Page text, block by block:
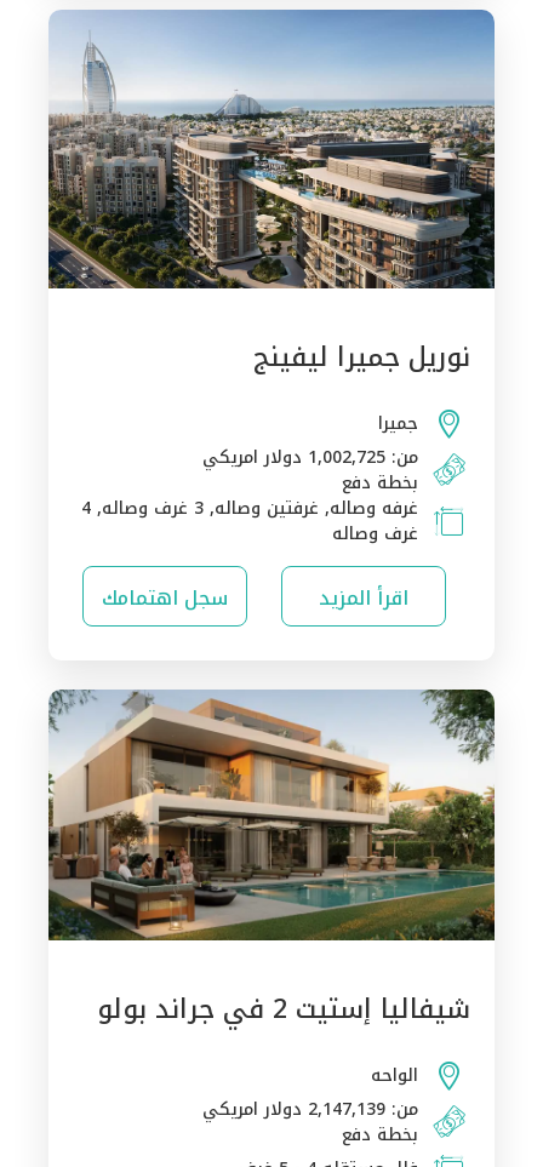
نوريل جميرا ليفينج
جميرا
من: 1,002,725 دولار امريكي
بخطة دفع
غرفه وصاله, غرفتين وصاله, 3 غرف وصاله, 4
غرف وصاله
اقرأ المزيد سجل اهتمامك
شيفاليا إستيت 2 في جراند بولو
الواحه
من: 2,147,139 دولار امريكي
بخطة دفع